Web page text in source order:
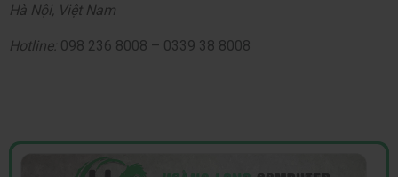
Hà Nội, Việt Nam
Hotline: 098 236 8008 – 0339 38 8008